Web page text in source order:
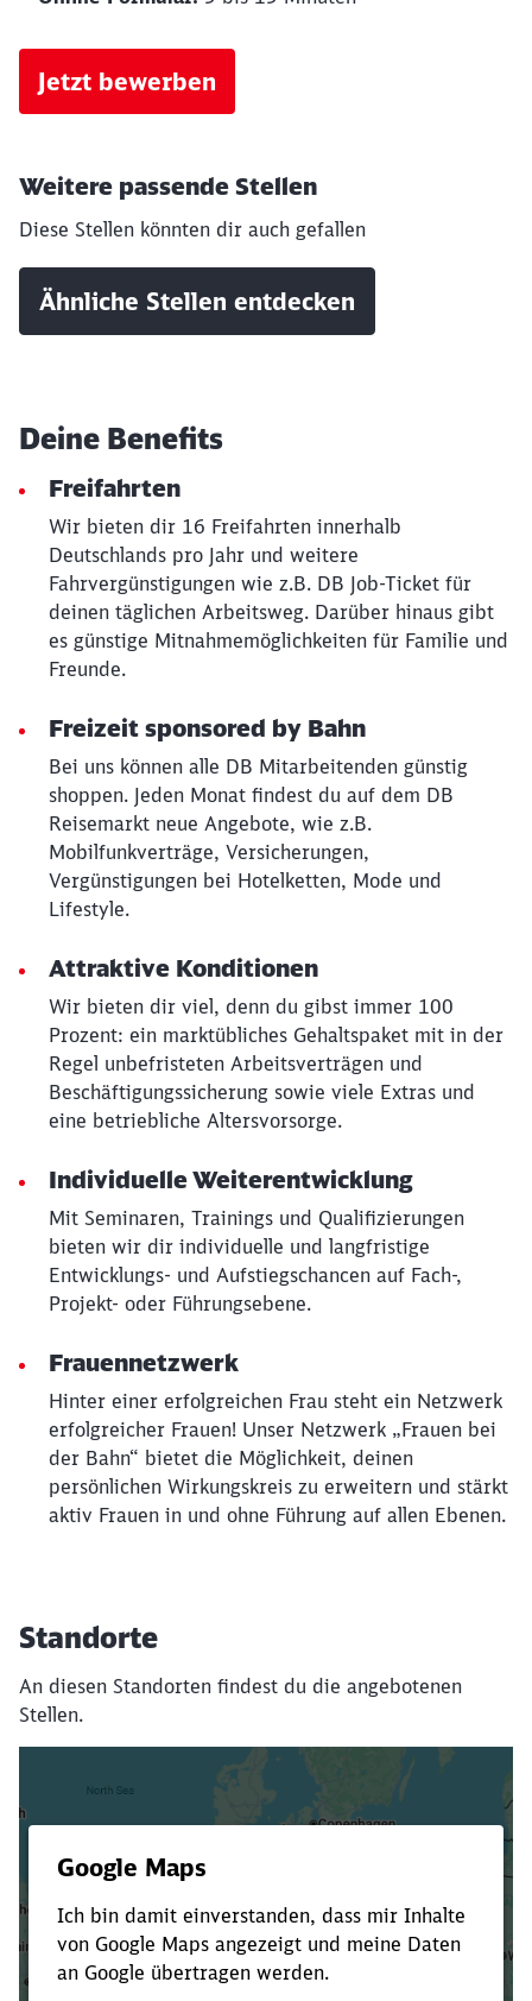
Jetzt bewerben
Weitere passende Stellen
Diese Stellen könnten dir auch gefallen
Ähnliche Stellen entdecken
Deine Benefits
Freifahrten
Wir bieten dir 16 Freifahrten innerhalb
Deutschlands pro Jahr und weitere
Fahrvergünstigungen wie z.B. DB Job-Ticket für
deinen täglichen Arbeitsweg. Darüber hinaus gibt
es günstige Mitnahmemöglichkeiten für Familie und
Freunde.
Freizeit sponsored by Bahn
Bei uns können alle DB Mitarbeitenden günstig
shoppen. Jeden Monat findest du auf dem DB
Reisemarkt neue Angebote, wie z.B.
Mobilfunkverträge, Versicherungen,
Vergünstigungen bei Hotelketten, Mode und
Lifestyle.
Attraktive Konditionen
Wir bieten dir viel, denn du gibst immer 100
Prozent: ein marktübliches Gehaltspaket mit in der
Regel unbefristeten Arbeitsverträgen und
Beschäftigungssicherung sowie viele Extras und
eine betriebliche Altersvorsorge.
Individuelle Weiterentwicklung
Mit Seminaren, Trainings und Qualifizierungen
bieten wir dir individuelle und langfristige
Entwicklungs- und Aufstiegschancen auf Fach-,
Projekt- oder Führungsebene.
Frauennetzwerk
Hinter einer erfolgreichen Frau steht ein Netzwerk
erfolgreicher Frauen! Unser Netzwerk „Frauen bei
der Bahn“ bietet die Möglichkeit, deinen
persönlichen Wirkungskreis zu erweitern und stärkt
aktiv Frauen in und ohne Führung auf allen Ebenen.
Standorte
An diesen Standorten findest du die angebotenen
Stellen.
Möchten Sie zu
werden?
Abbrechen Weiter